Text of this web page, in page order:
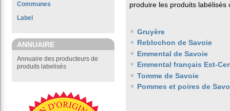
Communes
Label
ANNUAIRE
Annuaire des producteurs de
produits labelisés
produire les produits labélisés
Gruyère
Reblochon de Savoie
Emmental de Savoie
Emmental français Est-
Tomme de Savoie
Pommes et poires de